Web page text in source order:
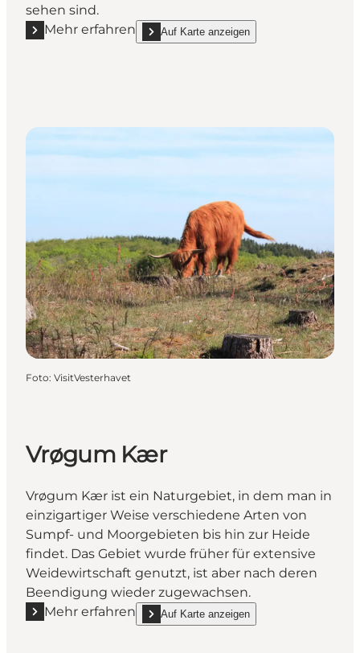
sehen sind.
Mehr erfahren
Mehr erfahren "Grærup Langsø"
Auf Karte anzeigen
show Grærup Langsø on_map
Foto: VisitVesterhavet
Vrøgum Kær
Vrøgum Kær ist ein Naturgebiet, in dem man in
einzigartiger Weise verschiedene Arten von
Sumpf- und Moorgebieten bis hin zur Heide
findet. Das Gebiet wurde früher für extensive
Weidewirtschaft genutzt, ist aber nach deren
Beendigung wieder zugewachsen.
Mehr erfahren
Mehr erfahren "Vrøgum Kær"
Auf Karte anzeigen
show Vrøgum Kær on_map